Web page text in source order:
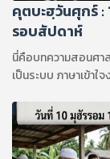
คุตบะฮฺวันศุกร์ :
รอบสัปดาห์
นี่คือบทความสอนศา
เป็นระบบ ภาษาเข้าใ